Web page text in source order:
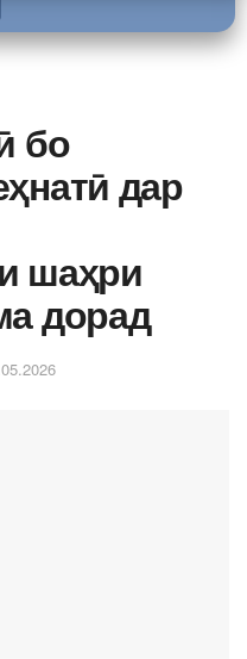
бо
дар
шаҳри
дорад